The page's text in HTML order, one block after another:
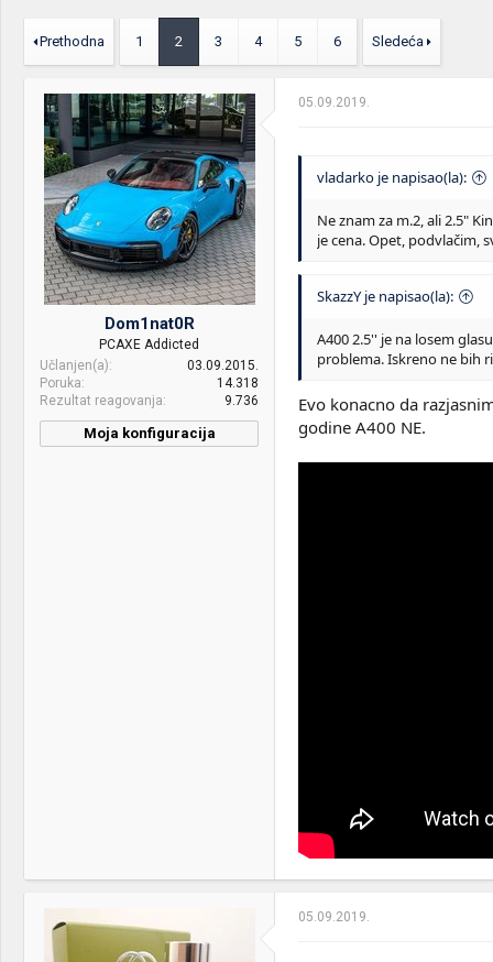
e
t
k
e
m
e
m
o
k
r
e
t
j
a
Prethodna 1 2 3 4 5 6 Sledeća
Dom1nat0R
PCAXE Addicted
Učlanjen(a)
03.09.2015.
Poruka
14.318
Rezultat reagovanja
9.736
Moja konfiguracija
Intel® Core™ i7-10700K /
Cambridge Audio Azur
640A V2 / MA RX2+Pioneer
05.09.2019.
vladarko je napisao(la):
Ne znam za m.2, ali 2.5"
je cena. Opet, podvlačim,
SkazzY je napisao(la):
A400 2.5'' je na losem
problema. Iskreno ne bih
Evo konacno da
godine A400 NE.
05.09.2019.